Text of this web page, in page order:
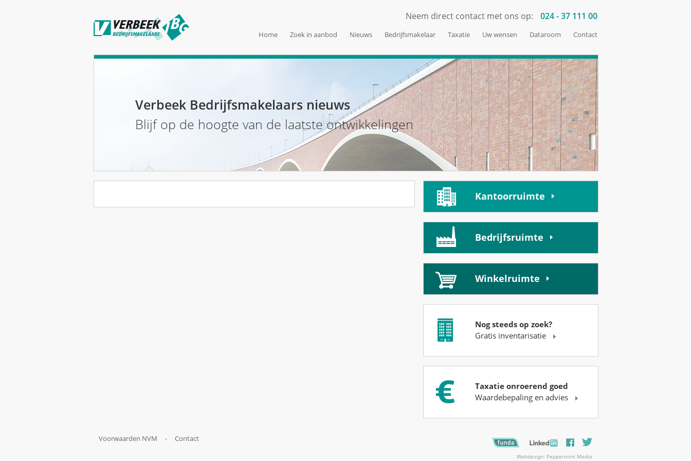
Neem direct contact met ons op: 024 - 37 111 00
Home Zoek in aanbod Nieuws Bedrijfsmakelaar Taxatie Uw wensen Dataroom Contact
Verbeek Bedrijfsmakelaars nieuws
Blijf op de hoogte van de laatste ontwikkelingen
Kantoorruimte
Bedrijfsruimte
Winkelruimte
Nog steeds op zoek?
Gratis inventarisatie
Taxatie onroerend goed
Waardebepaling en advies
Voorwaarden NVM - Contact
Webdesign: Peppermint Media